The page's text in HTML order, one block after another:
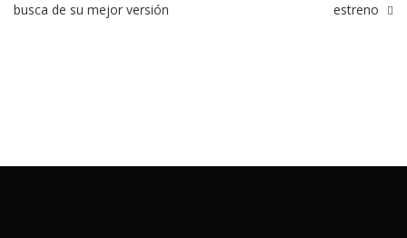
busca de su mejor versión
estreno